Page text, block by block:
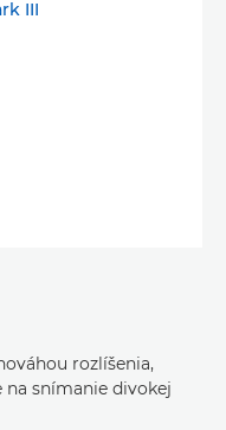
rozlíšenia,
snímanie divokej